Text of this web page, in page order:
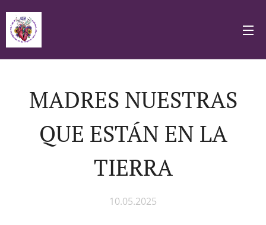
MADRES NUESTRAS
QUE ESTÁN EN LA
TIERRA
10.05.2025